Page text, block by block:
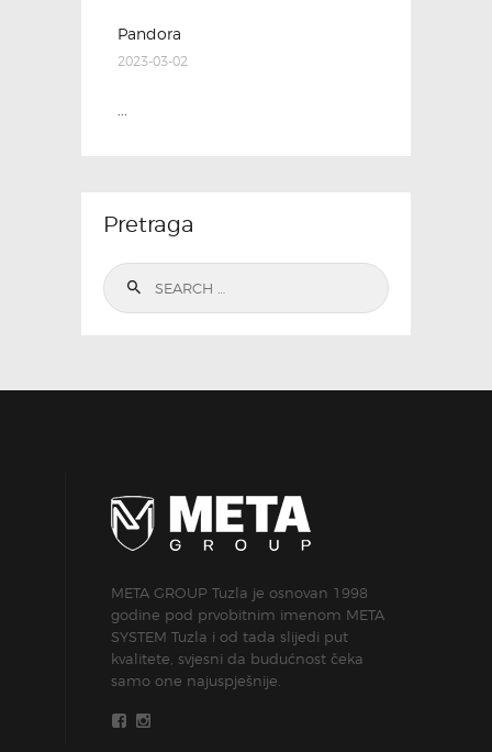
Pandora
2023-03-02
Pretraga
Search
for:
META GROUP Tuzla je osnovan 1998
godine pod prvobitnim imenom META
SYSTEM Tuzla i od tada slijedi put
kvalitete, svjesni da budućnost čeka
samo one najuspješnije.